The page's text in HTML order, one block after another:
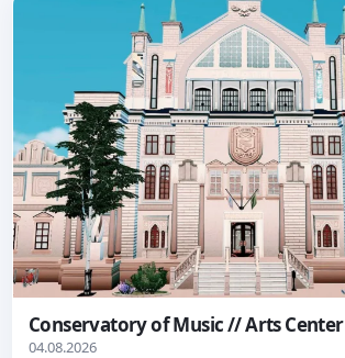
Conservatory of Music // Arts Center
04.08.2026